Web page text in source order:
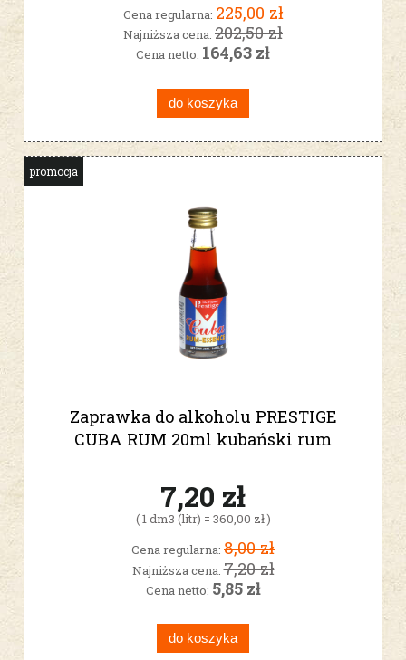
Cena regularna:225,00 zł
Najniższa cena: 202,50 zł
Cena netto: 164,63 zł
do koszyka
Zaprawka do alkoholu PRESTIGE
CUBA RUM 20ml kubański rum
7,20 zł
( 1 dm3 (litr) = 360,00 zł )
Cena regularna: 8,00 zł
Najniższa cena:7,20 zł
Cena netto: 5,85 zł
do koszyka
promocja